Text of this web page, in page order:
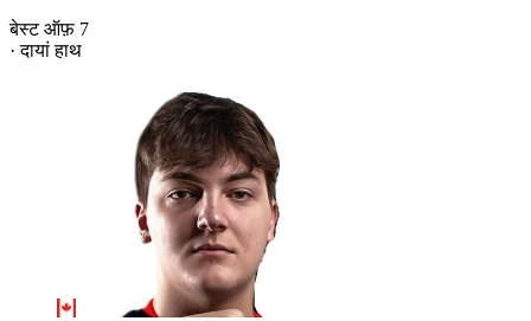
बेस्ट ऑफ़ 7
· दायां हाथ